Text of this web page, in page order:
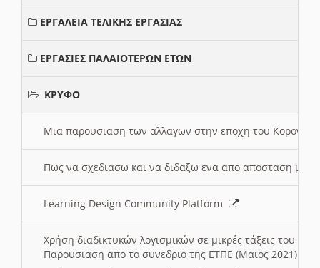
ΕΡΓΑΛΕΙΑ ΤΕΛΙΚΗΣ ΕΡΓΑΣΙΑΣ
ΕΡΓΑΣΙΕΣ ΠΑΛΑΙΟΤΕΡΩΝ ΕΤΩΝ
ΚΡΥΦΟ
Μια παρουσιαση των αλλαγων στην εποχη του
Πως να σχεδιασω και να διδαξω ενα απο αποσταση
Learning Design Community Platform
Χρήση διαδικτυκών λογισμικών σε μικρές τάξεις του
Παρουσιαση απο το συνεδριο της ΕΤΠΕ (Μαιος 2021)